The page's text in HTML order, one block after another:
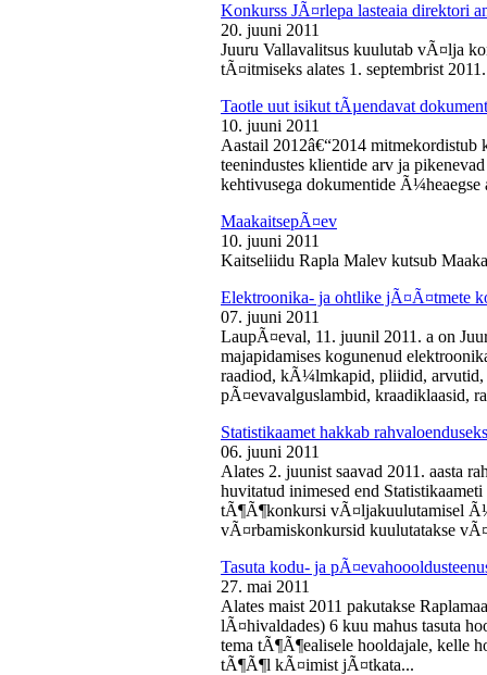
Konkurss JÃ¤rlepa lasteaia direktori
20. juuni 2011
Juuru Vallavalitsus kuulutab vÃ¤lja
tÃ¤itmiseks alates 1. septembrist
Taotle uut isikut tÃµendavat
10. juuni 2011
Aastail 2012â€“2014
teenindustes klientide arv ja
kehtivusega dokumentide Ã¼heaegse
MaakaitsepÃ¤ev
10. juuni 2011
Kaitseliidu Rapla Malev kutsub
Elektroonika- ja ohtlike jÃ¤Ã¤tmete
07. juuni 2011
LaupÃ¤eval, 11. juunil 2011. a on
majapidamises kogunenud
raadiod, kÃ¼lmkapid, pliidid,
pÃ¤evavalguslambid, kraadiklaasid,
Statistikaamet hakkab
06. juuni 2011
Alates 2. juunist saavad 2011. aasta
huvitatud inimesed end
tÃ¶Ã¶konkursi vÃ¤ljakuulutamisel
vÃ¤rbamiskonkursid kuulutatakse
Tasuta kodu- ja
27. mai 2011
Alates maist 2011 pakutakse
lÃ¤hivaldades) 6 kuu mahus tasuta
tema tÃ¶Ã¶ealisele hooldajale, kelle
tÃ¶Ã¶l kÃ¤imist jÃ¤tkata...